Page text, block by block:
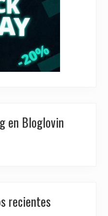
en Bloglovin
recientes